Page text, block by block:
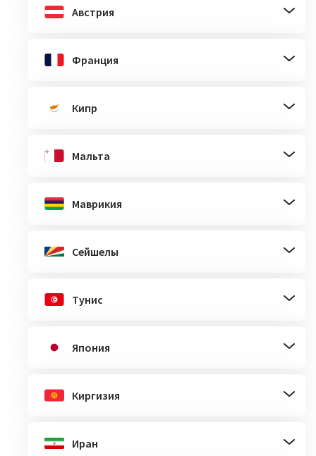
Австрия
Франция
Кипр
Мальта
Маврикия
Сейшелы
Тунис
Япония
Киргизия
Иран